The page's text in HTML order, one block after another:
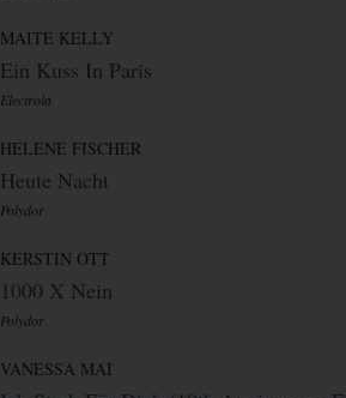
MAITE KELLY
Ein Kuss In Paris
Electrola
HELENE FISCHER
Heute Nacht
Polydor
KERSTIN OTT
1000 X Nein
Polydor
VANESSA MAI